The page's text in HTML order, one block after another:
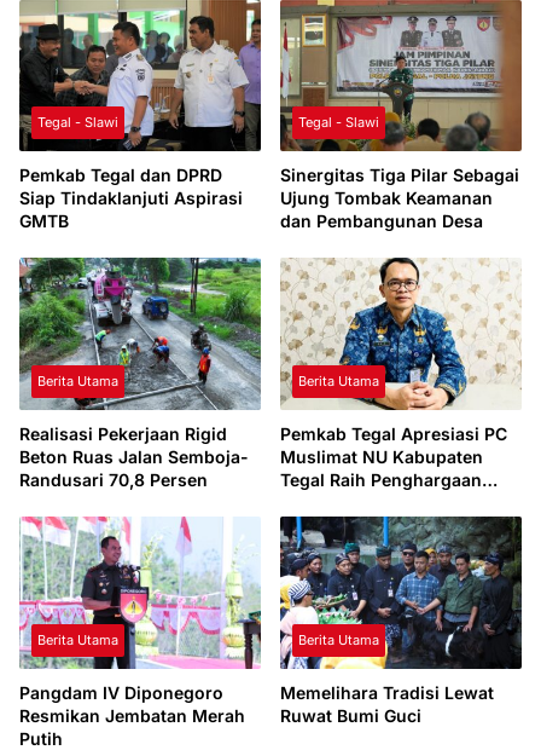
Tegal - Slawi
Pemkab Tegal dan DPRD
Siap Tindaklanjuti Aspirasi
GMTB
Tegal - Slawi
Sinergitas Tiga Pilar Sebagai
Ujung Tombak Keamanan
dan Pembangunan Desa
Berita Utama
Realisasi Pekerjaan Rigid
Beton Ruas Jalan Semboja-
Randusari 70,8 Persen
Berita Utama
Pemkab Tegal Apresiasi PC
Muslimat NU Kabupaten
Tegal Raih Penghargaan
Berita Utama
Pangdam IV Diponegoro
Resmikan Jembatan Merah
Putih
Berita Utama
Memelihara Tradisi Lewat
Ruwat Bumi Guci